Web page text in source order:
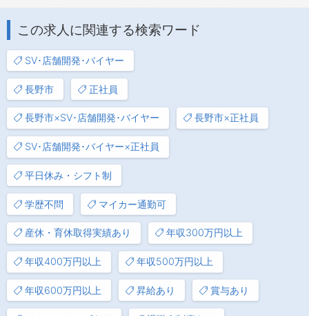
この求人に関連する検索ワード
SV･店舗開発･バイヤー
長野市 正社員
長野市×SV･店舗開発･バイヤー 長野市×正社員
SV･店舗開発･バイヤー×正社員
平日休み・シフト制
学歴不問 マイカー通勤可
産休・育休取得実績あり 年収300万円以上
年収400万円以上 年収500万円以上
年収600万円以上 昇給あり 賞与あり